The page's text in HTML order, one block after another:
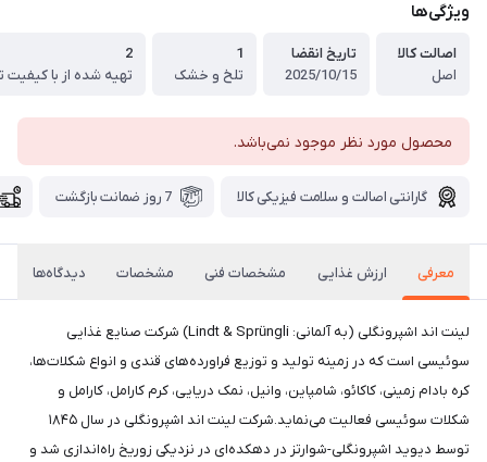
ویژگی‌ها
اصالت کالا
اصل
تاریخ انقضا
2025/10/15
1
تلخ و خشک
2
تهیه شده از با کیفیت
محصول مورد نظر موجود نمی‌باشد.
گارانتی اصالت و سلامت فیزیکی کالا 7 روز ضمانت بازگشت
معرفی ارزش غذایی مشخصات فنی مشخصات دیدگاه‌ها
لینت اند اشپرونگلی (به آلمانی: Lindt & Sprüngli) شرکت صنایع غذایی
سوئیسی است که در زمینه تولید و توزیع فراورده‌های قندی و انواع شکلات‌ها،
کره بادام زمینی، کاکائو، شامپاین، وانیل، نمک دریایی، کرم کارامل، کارامل و
شکلات سوئیسی فعالیت می‌نماید.شرکت لینت اند اشپرونگلی در سال ۱۸۴۵
توسط دیوید اشپرونگلی-شوارتز در دهکده‌ای در نزدیکی زوریخ راه‌اندازی شد و